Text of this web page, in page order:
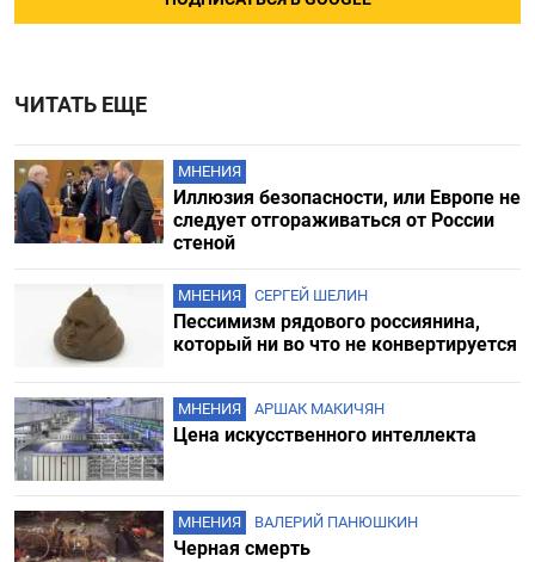
ЧИТАТЬ ЕЩЕ
МНЕНИЯ
Иллюзия безопасности, или Европе не
следует отгораживаться от России
стеной
МНЕНИЯ СЕРГЕЙ ШЕЛИН
Пессимизм рядового россиянина,
который ни во что не конвертируется
МНЕНИЯ АРШАК МАКИЧЯН
Цена искусственного интеллекта
МНЕНИЯ ВАЛЕРИЙ ПАНЮШКИН
Черная смерть